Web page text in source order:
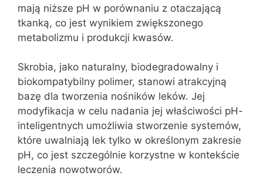
mają niższe pH w porównaniu z otaczającą
tkanką, co jest wynikiem zwiększonego
metabolizmu i produkcji kwasów.
Skrobia, jako naturalny, biodegradowalny i
biokompatybilny polimer, stanowi atrakcyjną
bazę dla tworzenia nośników leków. Jej
modyfikacja w celu nadania jej właściwości pH-
inteligentnych umożliwia stworzenie systemów,
które uwalniają lek tylko w określonym zakresie
pH, co jest szczególnie korzystne w kontekście
leczenia nowotworów.